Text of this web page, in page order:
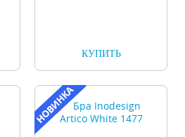
КУПИТЬ